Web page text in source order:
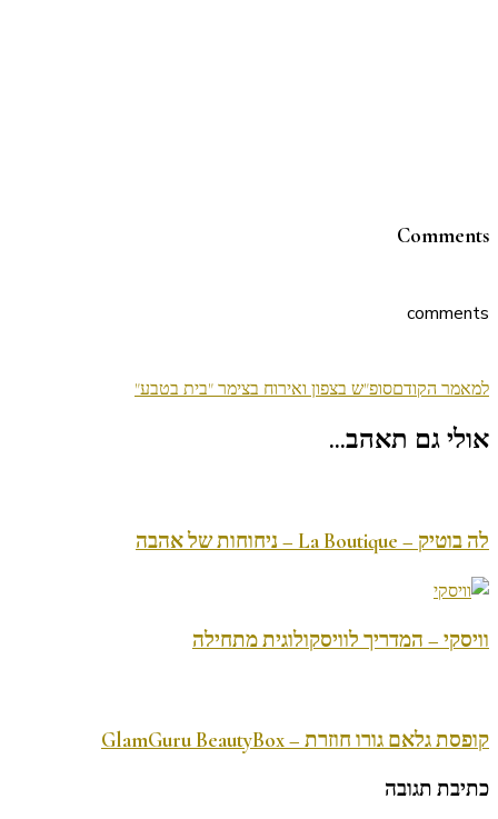
Comments
comments
ניווט
למאמר הקודםסופ"ש בצפון ואירוח בצימר "בית בטבע"
אולי גם תאהב...
לה בוטיק – La Boutique – ניחוחות של אהבה
וויסקי – המדריך לוויסקולוגית מתחילה
קופסת גלאם גורו חוזרת – GlamGuru BeautyBox
כתיבת תגובה